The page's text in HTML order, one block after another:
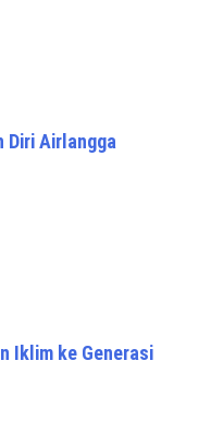
Diri Airlangga
Iklim ke Generasi